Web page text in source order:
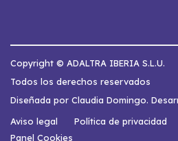
Copyright © ADALTRA IBERIA S.L.U.
Todos los derechos reservados
Diseñada por Claudia Domingo.
Aviso legal
Política de privacidad
Panel Cookies